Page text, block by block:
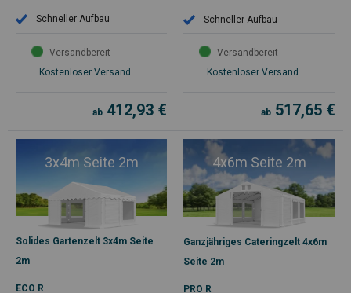
Schneller Aufbau
Versandbereit
Kostenloser Versand
ab 412,93 €
Schneller Aufbau
Versandbereit
Kostenloser Versand
ab 517,65 €
3x4m Seite 2m
Solides Gartenzelt 3x4m Seite
2m
ECO R
4x6m Seite 2m
Ganzjähriges Cateringzelt 4x6m
Seite 2m
PRO R